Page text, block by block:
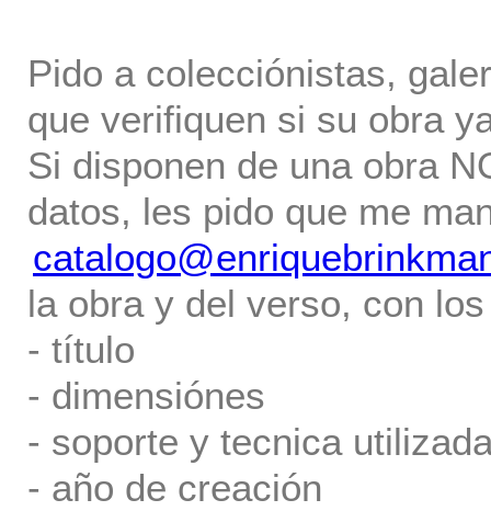
Pido a colecciónistas,
que verifiquen si su obra
Si disponen de una obra
datos, les pido que me
la obra y del verso, con
- título
- dimensiónes
- soporte y tecnica
- año de creación